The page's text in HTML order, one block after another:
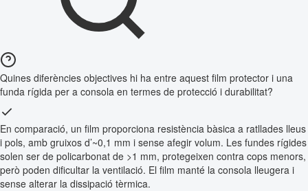
Quines diferències objectives hi ha entre aquest film protector i una
funda rígida per a consola en termes de protecció i durabilitat?
En comparació, un film proporciona resistència bàsica a ratllades lleus
i pols, amb gruixos d’~0,1 mm i sense afegir volum. Les fundes rígides
solen ser de policarbonat de >1 mm, protegeixen contra cops menors,
però poden dificultar la ventilació. El film manté la consola lleugera i
sense alterar la dissipació tèrmica.